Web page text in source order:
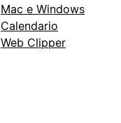
Mac e Windows
Calendario
Web Clipper